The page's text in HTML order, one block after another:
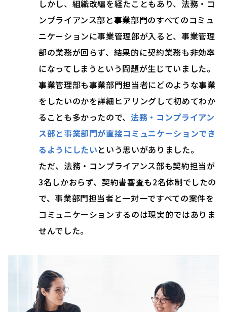
しかし、組織改編を経たこともあり、法務・コ
ンプライアンス部と事業部門のすべてのコミュ
ニケーションに事業管理部が入ると、事業管理
部の業務が回らず、結果的に契約業務も非効率
になってしまうという問題が生じていました。
事業管理部も事業部門担当者にどのような事業
をしたいのかを詳細ヒアリングして初めてわか
ることも多かったので、法務・コンプライアン
ス部と事業部門が直接コミュニケーションでき
るようにしたいという思いがありました。
ただ、法務・コンプライアンス部も契約担当が
3名しかおらず、契約書審査も2名体制でしたの
で、事業部門担当者と一対一ですべての案件を
コミュニケーションするのは現実的ではありま
せんでした。